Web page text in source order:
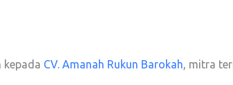
kepada CV. Amanah Rukun Barokah, mitra